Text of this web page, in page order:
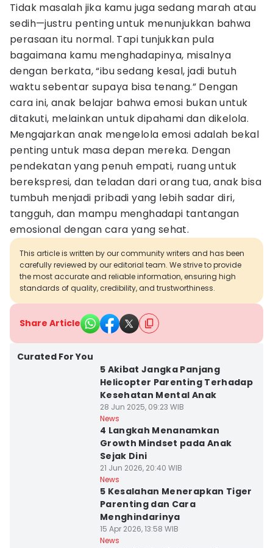
Tidak masalah jika kamu juga sedang marah atau
sedih—justru penting untuk menunjukkan bahwa
perasaan itu normal. Tapi tunjukkan pula
bagaimana kamu menghadapinya, misalnya
dengan berkata, “ibu sedang kesal, jadi butuh
waktu sebentar supaya bisa tenang.” Dengan
cara ini, anak belajar bahwa emosi bukan untuk
ditakuti, melainkan untuk dipahami dan dikelola.
Mengajarkan anak mengelola emosi adalah bekal
penting untuk masa depan mereka. Dengan
pendekatan yang penuh empati, ruang untuk
berekspresi, dan teladan dari orang tua, anak bisa
tumbuh menjadi pribadi yang lebih sadar diri,
tangguh, dan mampu menghadapi tantangan
emosional dengan cara yang sehat.
This article is written by our community writers and has been
carefully reviewed by our editorial team. We strive to provide
the most accurate and reliable information, ensuring high
standards of quality, credibility, and trustworthiness.
Share Article
Curated For You
5 Akibat Jangka Panjang
Helicopter Parenting Terhadap
Kesehatan Mental Anak
28 Jun 2025, 09:23 WIB
News
4 Langkah Menanamkan
Growth Mindset pada Anak
Sejak Dini
21 Jun 2026, 20:40 WIB
News
5 Kesalahan Menerapkan Tiger
Parenting dan Cara
Menghindarinya
15 Apr 2026, 13:58 WIB
News